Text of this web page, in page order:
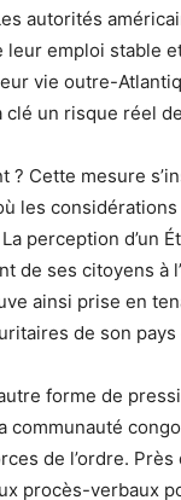
autorités
emploi stable
vie outre-
un risque réel
Cette mesure
les
perception d’un
de ses citoyens à
ainsi prise en
de son pays
forme de
de l’ordre.
procès-verbaux